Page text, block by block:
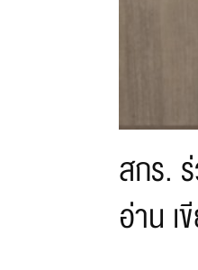
สกร.
อ่าน เ